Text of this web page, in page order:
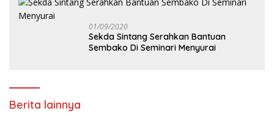
01/09/2020
Sekda Sintang Serahkan Bantuan
Sembako Di Seminari Menyurai
Berita lainnya